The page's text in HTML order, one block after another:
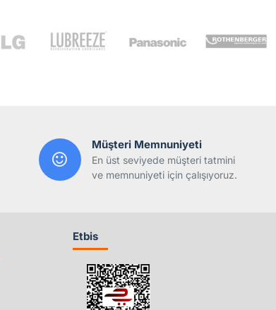
Müşteri Memnuniyeti
En üst seviyede müşteri tatmini
ve memnuniyeti için çalışıyoruz.
Etbis